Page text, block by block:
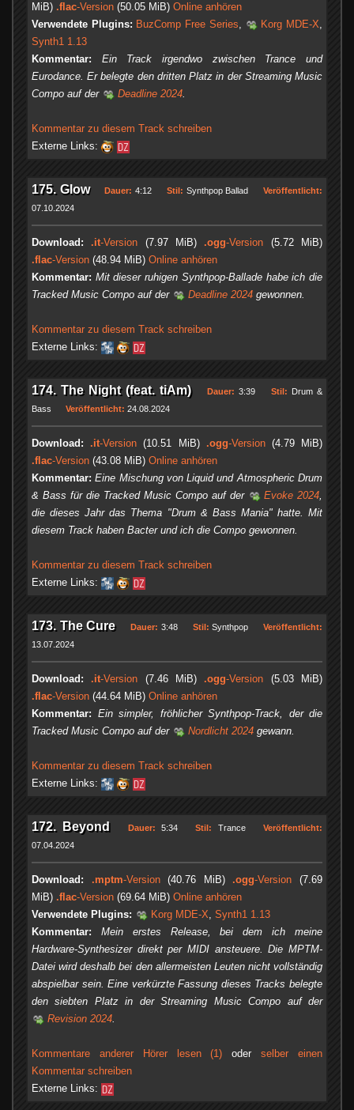
MiB) .flac-Version (50.05 MiB) Online anhören
Verwendete Plugins: BuzComp Free Series, Korg MDE-X,
Synth1 1.13
Kommentar:
Ein Track irgendwo zwischen Trance und
Eurodance. Er belegte den dritten Platz in der Streaming Music
Compo auf der
Deadline 2024.
Kommentar zu diesem Track schreiben
Externe Links:
175. Glow Dauer: 4:12 Stil: Synthpop Ballad
Veröffentlicht:
07.10.2024
Download: .it-Version (7.97 MiB).ogg-Version (5.72 MiB)
.flac-Version (48.94 MiB) Online anhören
Kommentar: Mit dieser ruhigen Synthpop-Ballade habe ich die
Tracked Music Compo auf der
Deadline 2024 gewonnen.
Kommentar zu diesem Track schreiben
Externe Links:
174. The Night (feat. tiAm) Dauer: 3:39 Stil: Drum &
Bass
Veröffentlicht: 24.08.2024
Download: .it-Version (10.51 MiB) .ogg-Version(4.79 MiB)
.flac-Version (43.08 MiB) Online anhören
Kommentar: Eine Mischung von Liquid und Atmospheric Drum
& Bass für die Tracked Music Compo auf der
Evoke 2024,
die dieses Jahr das Thema "Drum & Bass Mania" hatte. Mit
diesem Track haben Bacter und ich die Compo gewonnen.
Kommentar zu diesem Track schreiben
Externe Links:
173. The Cure Dauer: 3:48 Stil: Synthpop
Veröffentlicht:
13.07.2024
Download: .it-Version (7.46 MiB).ogg-Version (5.03 MiB)
.flac-Version (44.64 MiB) Online anhören
Kommentar: Ein simpler, fröhlicher Synthpop-Track, der die
Tracked Music Compo auf der
Nordlicht 2024 gewann.
Kommentar zu diesem Track schreiben
Externe Links:
172. Beyond Dauer: 5:34 Stil: Trance
Veröffentlicht:
07.04.2024
Download: .mptm-Version(40.76 MiB).ogg-Version (7.69
MiB) .flac-Version (69.64 MiB) Online anhören
Verwendete Plugins:
Korg MDE-X, Synth1 1.13
Kommentar:
Mein erstes Release, bei dem ich meine
Hardware-Synthesizer direkt per MIDI ansteuere. Die MPTM-
Datei wird deshalb bei den allermeisten Leuten nicht vollständig
abspielbar sein. Eine verkürzte Fassung dieses Tracks belegte
den siebten Platz in der Streaming Music Compo auf der
Revision 2024.
Kommentare anderer Hörer lesen (1) oderselber einen
Kommentar schreiben
Externe Links: